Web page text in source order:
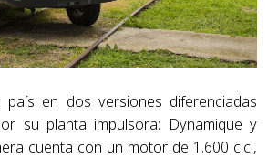
en dos versiones diferenciadas
su planta impulsora: Dynamique y
cuenta con un motor de 1.600 c.c.,